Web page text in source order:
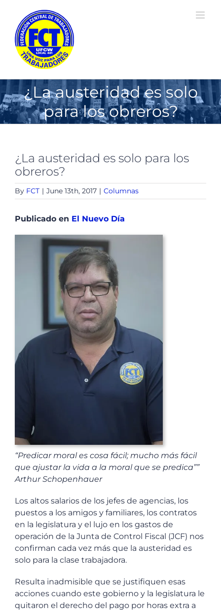
content
¿La austeridad es solo
para los obreros?
¿La austeridad es solo para los
obreros?
By FCT | June 13th, 2017 | Columnas
Publicado en El Nuevo Día
“Predicar moral es cosa fácil; mucho más fácil
que ajustar la vida a la moral que se predica””
Arthur Schopenhauer
Los altos salarios de los jefes de agencias, los
puestos a los amigos y familiares, los contratos
en la legislatura y el lujo en los gastos de
operación de la Junta de Control Fiscal (JCF) nos
confirman cada vez más que la austeridad es
solo para la clase trabajadora.
Resulta inadmisible que se justifiquen esas
acciones cuando este gobierno y la legislatura le
quitaron el derecho del pago por horas extra a